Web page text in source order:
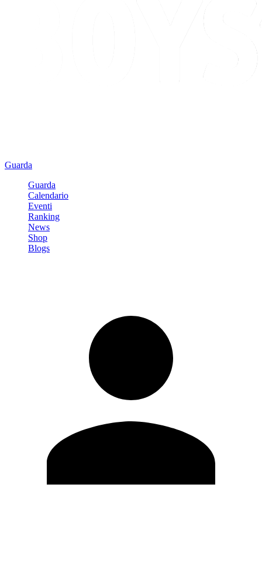
Guarda
Guarda
Calendario
Eventi
Ranking
News
Shop
Blogs